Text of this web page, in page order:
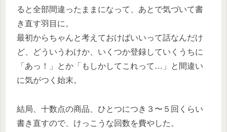
ると全部間違ったままになって、あとで気づいて書
き直す羽目に。
最初からちゃんと考えておけばいいって話なんだけ
ど、どういうわけか、いくつか登録していくうちに
「あっ！」とか「もしかしてこれって…」と間違い
に気がつく始末。
結局、十数点の商品、ひとつにつき３〜５回くらい
書き直すので、けっこうな回数を費やした。